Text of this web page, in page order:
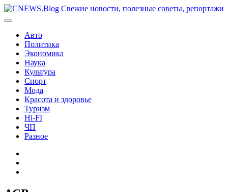
Перейти
к
Авто
Политика
Экономика
Наука
Культура
Спорт
Мода
Красота и здоровье
Туризм
Hi-FI
ЧП
Разное